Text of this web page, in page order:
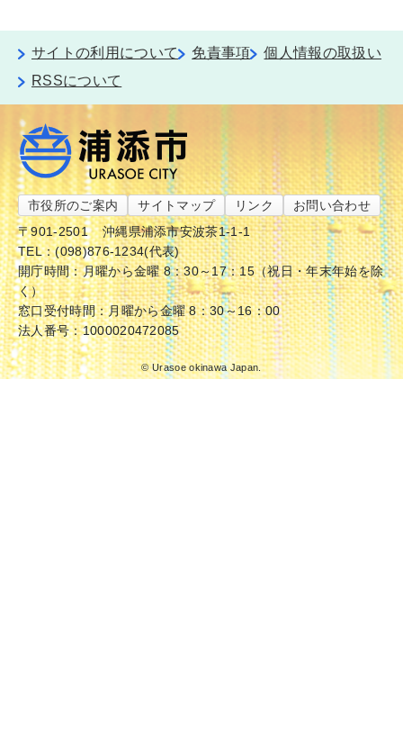
サイトの利用について 免責事項
個人情報の取扱い
RSSについて
市役所のご案内 サイトマップ リンク
お問い合わせ
〒901-2501
沖縄県浦添市安波茶1-1-1
TEL：(098)876-1234(代表)
開庁時間：月曜から金曜 8：30～17：15（祝日・年末年始を除
く）
窓口受付時間：月曜から金曜 8：30～16：00
法人番号：1000020472085
© Urasoe okinawa Japan.